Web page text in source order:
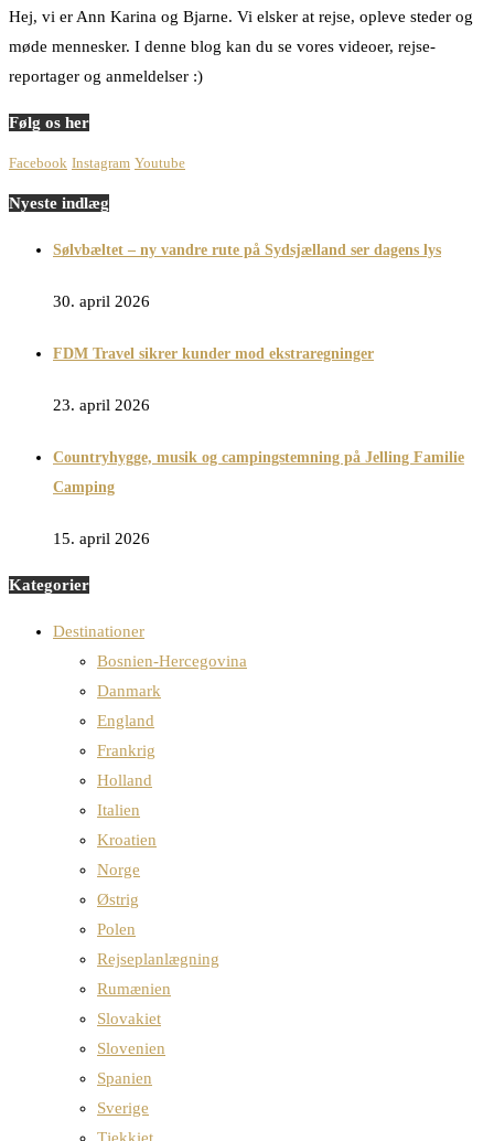
Hej, vi er Ann Karina og Bjarne. Vi elsker at rejse, opleve steder og
møde mennesker. I denne blog kan du se vores videoer, rejse-
reportager og anmeldelser :)
Følg os her
Facebook Instagram Youtube
Nyeste indlæg
Sølvbæltet – ny vandre rute på Sydsjælland ser dagens lys
30. april 2026
FDM Travel sikrer kunder mod ekstraregninger
23. april 2026
Countryhygge, musik og campingstemning på Jelling Familie
Camping
15. april 2026
Kategorier
Destinationer
Bosnien-Hercegovina
Danmark
England
Frankrig
Holland
Italien
Kroatien
Norge
Østrig
Polen
Rejseplanlægning
Rumænien
Slovakiet
Slovenien
Spanien
Sverige